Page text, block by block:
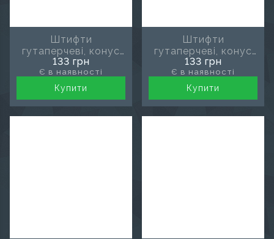
Штифти
гутаперчеві, конус
02, розмір 30, MDS
133 грн
Є в наявності
Купити
Штифти
гутаперчеві, конус
02, розмір 35, MDS
133 грн
Є в наявності
Купити